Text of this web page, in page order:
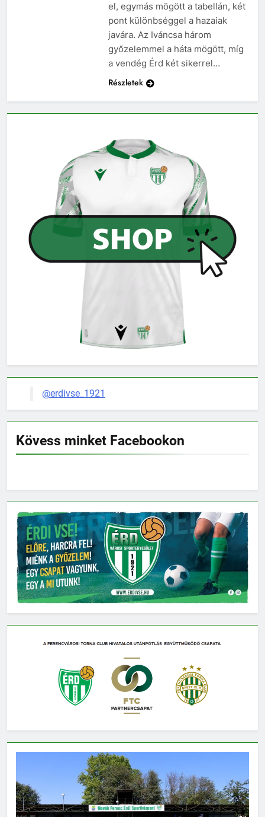
el, egymás mögött a tabellán, két
pont különbséggel a hazaiak
javára. Az Iváncsa három
győzelemmel a háta mögött, míg
a vendég Érd két sikerrel…
Részletek
@erdivse_1921
Kövess minket Facebookon